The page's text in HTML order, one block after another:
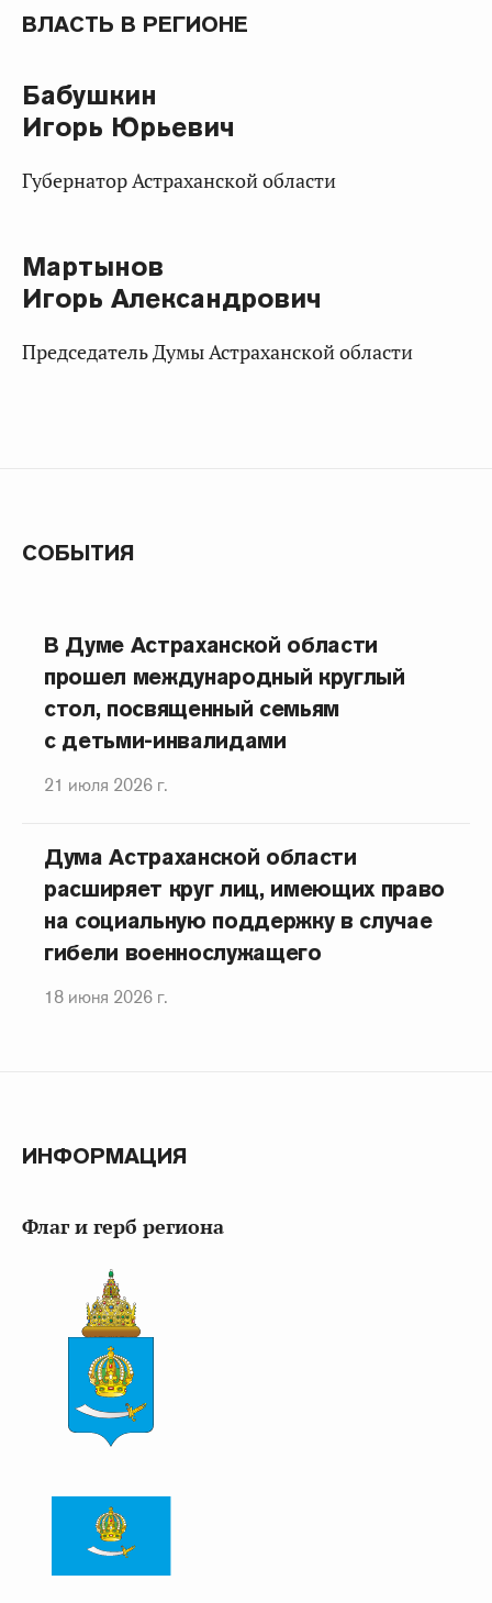
ВЛАСТЬ В РЕГИОНЕ
Бабушкин
Игорь Юрьевич
Губернатор Астраханской области
Мартынов
Игорь Александрович
Председатель Думы Астраханской области
СОБЫТИЯ
В Думе Астраханской области
прошел международный круглый
стол, посвященный семьям
с детьми-инвалидами
21 июля 2026 г.
Дума Астраханской области
расширяет круг лиц, имеющих право
на социальную поддержку в случае
гибели военнослужащего
18 июня 2026 г.
ИНФОРМАЦИЯ
Флаг и герб региона